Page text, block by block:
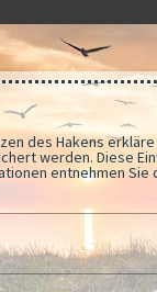
des Hakens
werden. Diese
entnehmen Sie